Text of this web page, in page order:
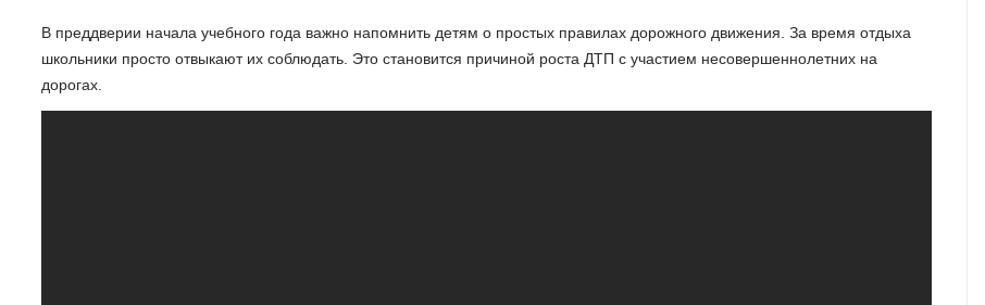
В преддверии начала учебного года важно напомнить детям о простых правилах дорожного движения. За время отдыха
школьники просто отвыкают их соблюдать. Это становится причиной роста ДТП с участием несовершеннолетних на
дорогах.